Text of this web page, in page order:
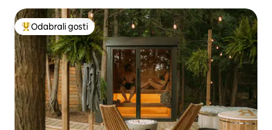
Među najviše rangiranima s oznakom „Odabrali gosti”
Odabrali gosti